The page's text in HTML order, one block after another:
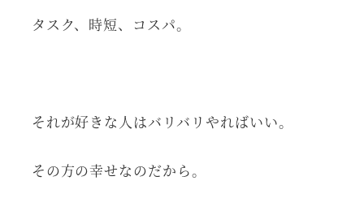
タスク、時短、コスパ。
それが好きな人はバリバリやればいい。
その方の幸せなのだから。